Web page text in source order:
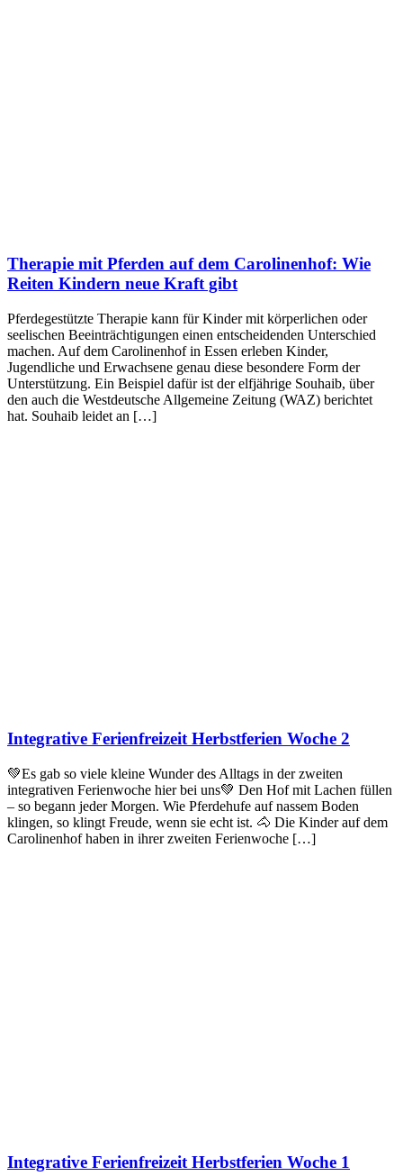
Therapie mit Pferden auf dem Carolinenhof: Wie
Reiten Kindern neue Kraft gibt
Pferdegestützte Therapie kann für Kinder mit körperlichen oder
seelischen Beeinträchtigungen einen entscheidenden Unterschied
machen. Auf dem Carolinenhof in Essen erleben Kinder,
Jugendliche und Erwachsene genau diese besondere Form der
Unterstützung. Ein Beispiel dafür ist der elfjährige Souhaib, über
den auch die Westdeutsche Allgemeine Zeitung (WAZ) berichtet
hat. Souhaib leidet an […]
Integrative Ferienfreizeit Herbstferien Woche 2
💚Es gab so viele kleine Wunder des Alltags in der zweiten
integrativen Ferienwoche hier bei uns💚 Den Hof mit Lachen füllen
– so begann jeder Morgen. Wie Pferdehufe auf nassem Boden
klingen, so klingt Freude, wenn sie echt ist. 🐴 Die Kinder auf dem
Carolinenhof haben in ihrer zweiten Ferienwoche […]
Integrative Ferienfreizeit Herbstferien Woche 1